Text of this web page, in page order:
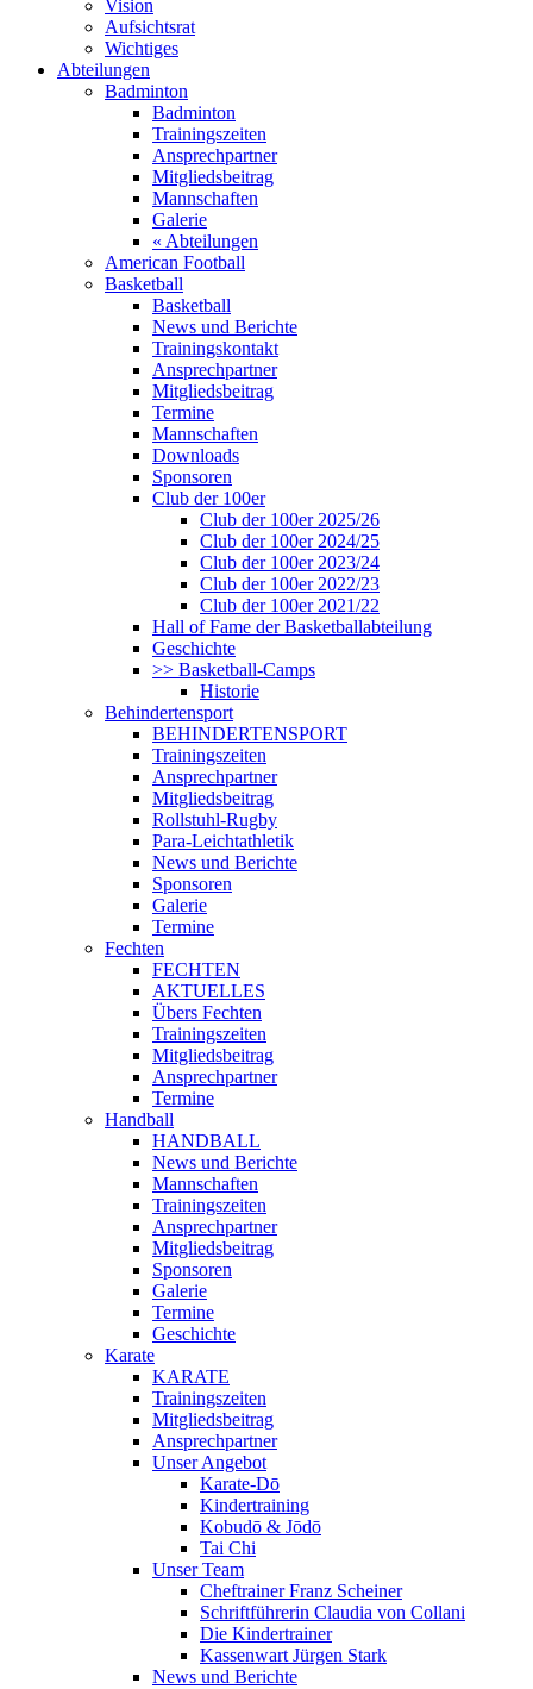
Vision
Aufsichtsrat
Wichtiges
Abteilungen
Badminton
Badminton
Trainingszeiten
Ansprechpartner
Mitgliedsbeitrag
Mannschaften
Galerie
« Abteilungen
American Football
Basketball
Basketball
News und Berichte
Trainingskontakt
Ansprechpartner
Mitgliedsbeitrag
Termine
Mannschaften
Downloads
Sponsoren
Club der 100er
Club der 100er 2025/26
Club der 100er 2024/25
Club der 100er 2023/24
Club der 100er 2022/23
Club der 100er 2021/22
Hall of Fame der Basketballabteilung
Geschichte
>> Basketball-Camps
Historie
Behindertensport
BEHINDERTENSPORT
Trainingszeiten
Ansprechpartner
Mitgliedsbeitrag
Rollstuhl-Rugby
Para-Leichtathletik
News und Berichte
Sponsoren
Galerie
Termine
Fechten
FECHTEN
AKTUELLES
Übers Fechten
Trainingszeiten
Mitgliedsbeitrag
Ansprechpartner
Termine
Handball
HANDBALL
News und Berichte
Mannschaften
Trainingszeiten
Ansprechpartner
Mitgliedsbeitrag
Sponsoren
Galerie
Termine
Geschichte
Karate
KARATE
Trainingszeiten
Mitgliedsbeitrag
Ansprechpartner
Unser Angebot
Karate-Dō
Kindertraining
Kobudō & Jōdō
Tai Chi
Unser Team
Cheftrainer Franz Scheiner
Schriftführerin Claudia von Collani
Die Kindertrainer
Kassenwart Jürgen Stark
News und Berichte